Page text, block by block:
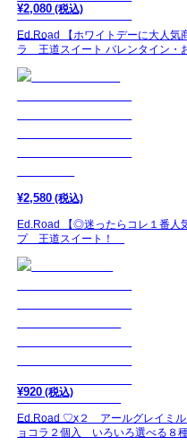
¥2,080 (税込)
Ed.Road 【ホワイトデーに大人気
ラ 王道スイート バレンタイン・
¥2,580 (税込)
Ed.Road 【◎迷ったらコレ１番
プ 王道スイート！
¥920 (税込)
Ed.Road ♡x２ アールグレイミ
ョコラ２個入 いろいろ選べる８